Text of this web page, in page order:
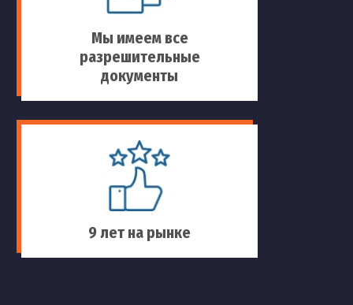
Мы имеем все
разрешительные
документы
9 лет на рынке